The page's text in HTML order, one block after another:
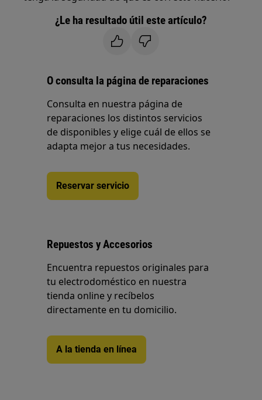
¿Le ha resultado útil este artículo?
O consulta la página de reparaciones
Consulta en nuestra página de
reparaciones los distintos servicios
de disponibles y elige cuál de ellos se
adapta mejor a tus necesidades.
Reservar servicio
Repuestos y Accesorios
Encuentra repuestos originales para
tu electrodoméstico en nuestra
tienda online y recíbelos
directamente en tu domicilio.
A la tienda en línea